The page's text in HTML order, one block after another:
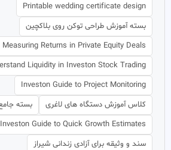
Printable wedding certificate design
بسته آموزش طراحی توکن روی بلاکچین
Measuring Returns in Private Equity Deals
Liquidity in Investon Stock Trading
Investon Guide to Project Monitoring
کلاس آموزش دستگاه های لاغری
بسته
Investon Guide to Quick Growth Estimates
سند و وثیقه برای آزادی زندانی شیراز